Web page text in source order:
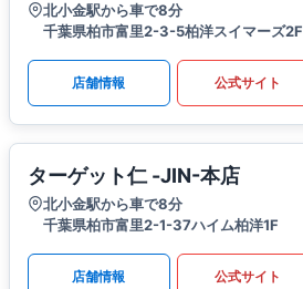
北小金駅から車で8分
千葉県柏市富里2-3-5柏洋スイマーズ2F
店舗情報 公式サイト
ターゲット仁 -JIN-本店
北小金駅から車で8分
千葉県柏市富里2-1-37ハイム柏洋1F
店舗情報 公式サイト